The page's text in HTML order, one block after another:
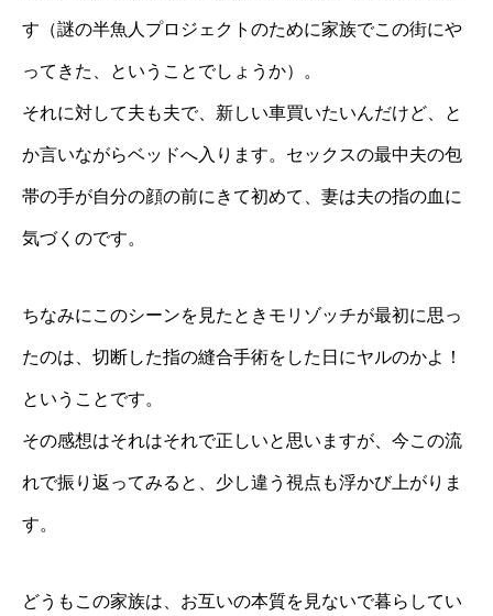
す（謎の半魚人プロジェクトのために家族でこの街にや
ってきた、ということでしょうか）。
それに対して夫も夫で、新しい車買いたいんだけど、と
か言いながらベッドへ入ります。セックスの最中夫の包
帯の手が自分の顔の前にきて初めて、妻は夫の指の血に
気づくのです。
ちなみにこのシーンを見たときモリゾッチが最初に思っ
たのは、切断した指の縫合手術をした日にヤルのかよ！
ということです。
その感想はそれはそれで正しいと思いますが、今この流
れで振り返ってみると、少し違う視点も浮かび上がりま
す。
どうもこの家族は、お互いの本質を見ないで暮らしてい